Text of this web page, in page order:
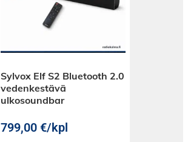
Sylvox Elf S2 Bluetooth 2.0
vedenkestävä
ulkosoundbar
799,00 €/kpl